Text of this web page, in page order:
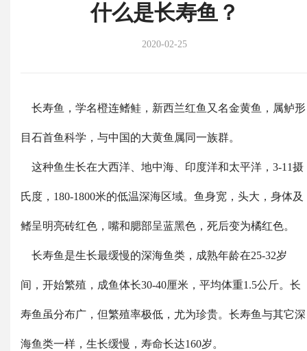
什么是长寿鱼？
2020-02-25
长寿鱼，学名橙连鳍鲑，新西兰红鱼又名金黄鱼，属鲈形
目石首鱼科学，与中国的大黄鱼属同一族群。
这种鱼生长在大西洋、地中海、印度洋和太平洋，3-11摄
氏度，180-1800米的低温深海区域。鱼身宽，头大，身体及
鳍呈明亮砖红色，嘴和腮部呈蓝黑色，死后变为橘红色。
长寿鱼是生长最缓慢的深海鱼类，成熟年龄在25-32岁
间，开始繁殖，成鱼体长30-40厘米，平均体重1.5公斤。长
寿鱼虽分布广，但繁殖率极低，尤为珍贵。长寿鱼与其它深
海鱼类一样，生长缓慢，寿命长达160岁。